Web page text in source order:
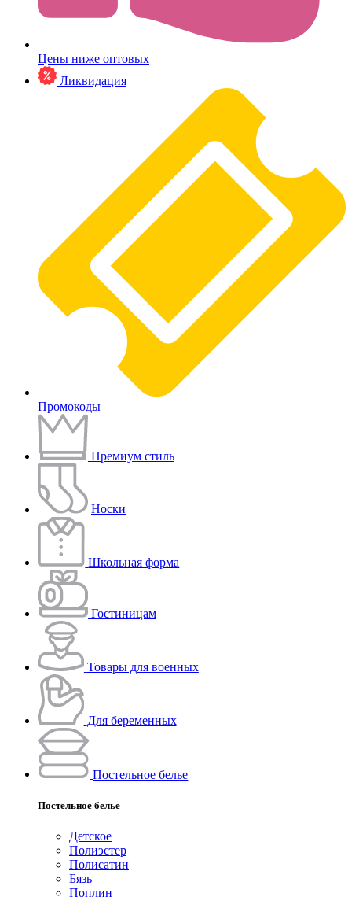
Цены ниже оптовых
Ликвидация
Промокоды
Премиум стиль
Носки
Школьная форма
Гостиницам
Товары для военных
Для беременных
Постельное белье
Постельное белье
Детское
Полиэстeр
Полисатин
Бязь
Поплин